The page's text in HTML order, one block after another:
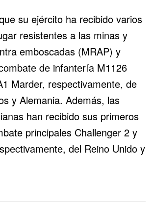
su ejército ha recibido varios
resistentes a las minas y
emboscadas (MRAP) y
de infantería M1126
Marder, respectivamente, de
y Alemania. Además, las
han recibido sus primeros
principales Challenger 2 y
del Reino Unido y